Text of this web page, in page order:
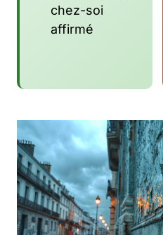
chez-soi
affirmé